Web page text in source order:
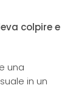
colpire e
una
in un